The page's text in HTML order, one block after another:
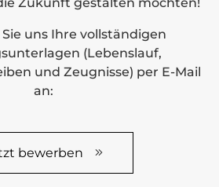
uns Ihre vollständigen
(Lebenslauf,
und Zeugnisse) per E-Mail
an:
bewerben